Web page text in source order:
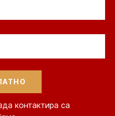
контактира са